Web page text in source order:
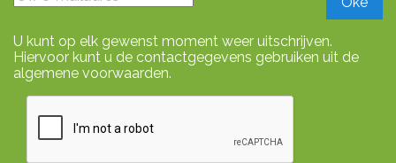
U kunt op elk gewenst moment weer uitschrijven.
Hiervoor kunt u de contactgegevens gebruiken uit de
algemene voorwaarden.